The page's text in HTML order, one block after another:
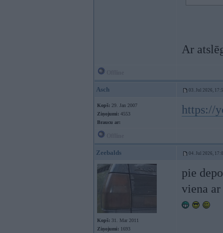
Ar
Asch 03. Jul 2026,
Kopš: 29. Jan 2007
Ziņojumi: 4553
Braucu ar:
https://
Zeebalds 04. Jul 2026,
Kopš: 31. Mar 2011
Ziņojumi: 1693
pie
viena